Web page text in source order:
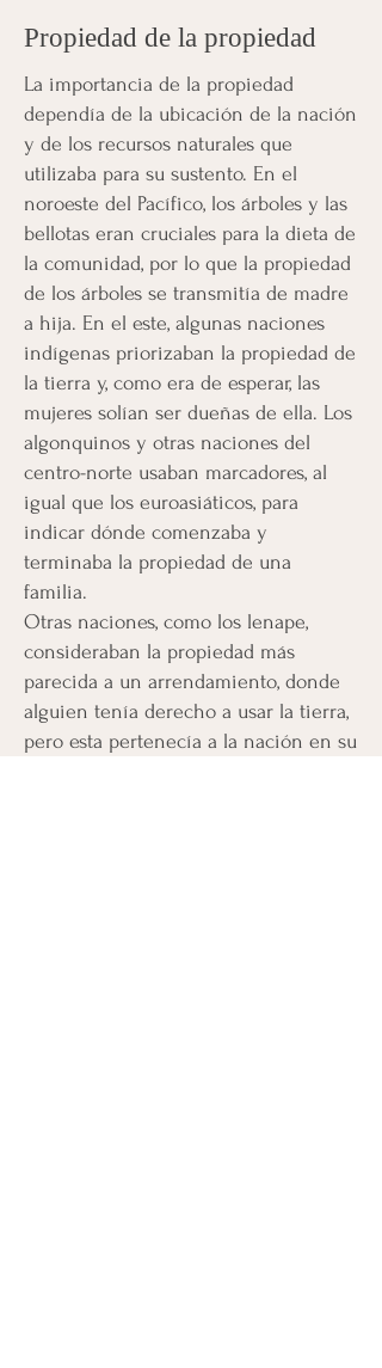
Propiedad de la propiedad
La importancia de la propiedad
dependía de la ubicación de la nación
y de los recursos naturales que
utilizaba para su sustento. En el
noroeste del Pacífico, los árboles y las
bellotas eran cruciales para la dieta de
la comunidad, por lo que la propiedad
de los árboles se transmitía de madre
a hija. En el este, algunas naciones
indígenas priorizaban la propiedad de
la tierra y, como era de esperar, las
mujeres solían ser dueñas de ella. Los
algonquinos y otras naciones del
centro-norte usaban marcadores, al
igual que los euroasiáticos, para
indicar dónde comenzaba y
terminaba la propiedad de una
familia.
Otras naciones, como los lenape,
consideraban la propiedad más
parecida a un arrendamiento, donde
alguien tenía derecho a usar la tierra,
pero esta pertenecía a la nación en su